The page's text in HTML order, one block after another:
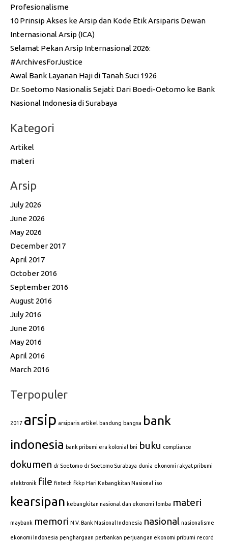
Profesionalisme
10 Prinsip Akses ke Arsip dan Kode Etik Arsiparis Dewan
Internasional Arsip (ICA)
Selamat Pekan Arsip Internasional 2026:
#ArchivesForJustice
Awal Bank Layanan Haji di Tanah Suci 1926
Dr. Soetomo Nasionalis Sejati: Dari Boedi-Oetomo ke Bank
Nasional Indonesia di Surabaya
Kategori
Artikel
materi
Arsip
July 2026
June 2026
May 2026
December 2017
April 2017
October 2016
September 2016
August 2016
July 2016
June 2016
May 2016
April 2016
March 2016
Terpopuler
2017 arsip arsiparis artikel bandung bangsa bank
indonesia bank pribumi era kolonial bni buku compliance
dokumen dr Soetomo dr Soetomo Surabaya dunia ekonomi rakyat pribumi
elektronik file fintech fkkp Hari Kebangkitan Nasional iso
kearsipan kebangkitan nasional dan ekonomi lomba materi
maybank memori N.V. Bank Nasional Indonesia nasional nasionalisme
ekonomi Indonesia penghargaan perbankan perjuangan ekonomi pribumi record